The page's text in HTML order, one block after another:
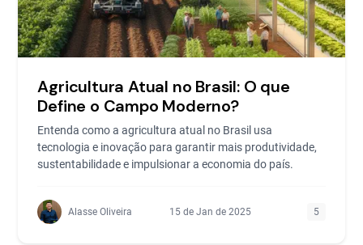
Agricultura Atual no Brasil: O que
Define o Campo Moderno?
Entenda como a agricultura atual no Brasil usa
tecnologia e inovação para garantir mais produtividade,
sustentabilidade e impulsionar a economia do país.
Alasse Oliveira 15 de Jan de 2025 5